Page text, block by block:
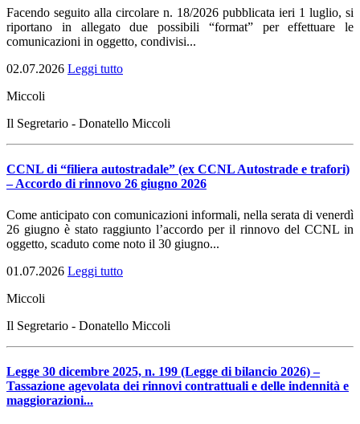
Facendo seguito alla circolare n. 18/2026 pubblicata ieri 1 luglio, si
riportano in allegato due possibili “format” per effettuare le
comunicazioni in oggetto, condivisi...
02.07.2026 Leggi tutto
Miccoli
Il Segretario - Donatello Miccoli
CCNL di “filiera autostradale” (ex CCNL Autostrade e trafori)
– Accordo di rinnovo 26 giugno 2026
Come anticipato con comunicazioni informali, nella serata di venerdì
26 giugno è stato raggiunto l’accordo per il rinnovo del CCNL in
oggetto, scaduto come noto il 30 giugno...
01.07.2026 Leggi tutto
Miccoli
Il Segretario - Donatello Miccoli
Legge 30 dicembre 2025, n. 199 (Legge di bilancio 2026) –
Tassazione agevolata dei rinnovi contrattuali e delle indennità e
maggiorazioni...